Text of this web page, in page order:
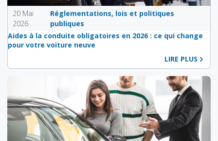
20 Mai
2026
Réglementations, lois et politiques
publiques
Aides à la conduite obligatoires en 2026 : ce qui change
pour votre voiture neuve
LIRE PLUS